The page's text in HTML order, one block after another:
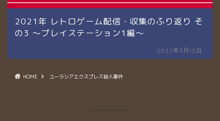
2021年 レトロゲーム配信・収集のふり返り そ
の3 〜プレイステーション1編〜
2022年3月15日
HOME ユーラシアエクスプレス殺人事件